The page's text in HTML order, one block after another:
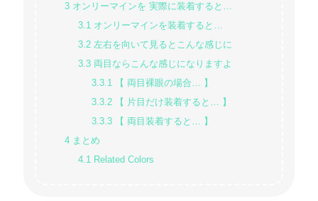
3 オンリーマインを 実際に装着すると…
3.1 オンリーマインを装着すると…
3.2左右を向いて見るとこんな感じに
3.3両目ならこんな感じになりますよ
3.3.1
【 両目裸眼の場合… 】
3.3.2【 片目だけ装着すると… 】
3.3.3【 両目装着すると… 】
4 まとめ
4.1
Related Colors